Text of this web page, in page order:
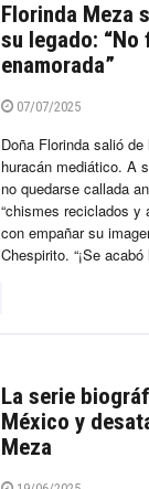
Florinda Meza
su legado:
enamorada”
07/07/2025
Doña Florinda salió
huracán mediático. A
no quedarse callada
“chismes reciclados y
con empañar su
Chespirito. “¡Se
La serie
México y
Meza